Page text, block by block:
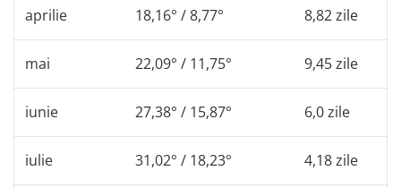
aprilie 18,16° / 8,77° 8,82 zile
mai 22,09° / 11,75° 9,45 zile
iunie 27,38° / 15,87° 6,0 zile
iulie 31,02° / 18,23° 4,18 zile